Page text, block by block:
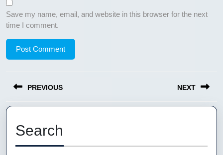
Save my name, email, and website in this browser for the next
time I comment.
navigation
PREVIOUS
Previous
post:
NEXT
Search